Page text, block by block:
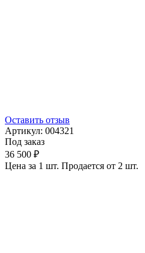
Оставить отзыв
Артикул: 004321
Под заказ
36 500 ₽
Цена за 1 шт. Продается от 2 шт.